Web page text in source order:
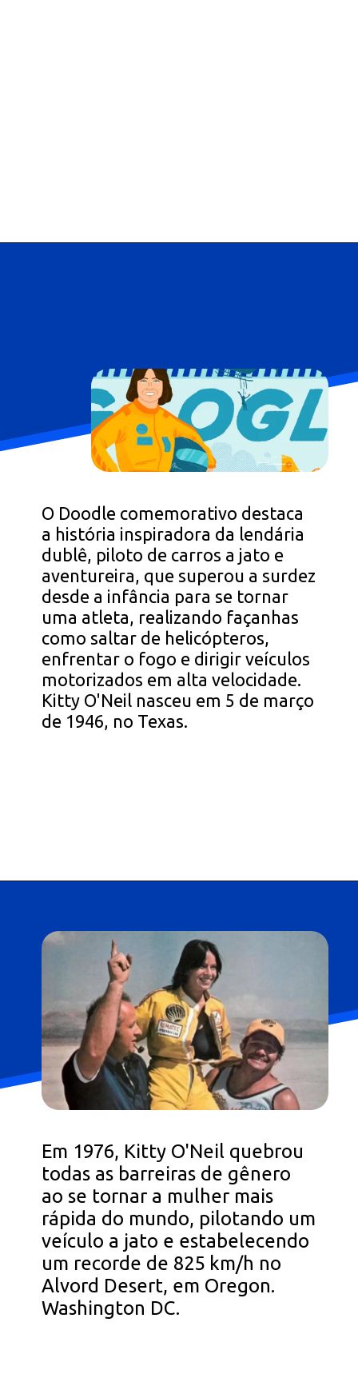
O Doodle comemorativo destaca
a história inspiradora da lendária
dublê, piloto de carros a jato e
aventureira, que superou a surdez
desde a infância para se tornar
uma atleta, realizando façanhas
como saltar de helicópteros,
enfrentar o fogo e dirigir veículos
motorizados em alta velocidade.
Kitty O'Neil nasceu em 5 de março
de 1946, no Texas.
Em 1976, Kitty O'Neil quebrou
todas as barreiras de gênero
ao se tornar a mulher mais
rápida do mundo, pilotando um
veículo a jato e estabelecendo
um recorde de 825 km/h no
Alvord Desert, em Oregon.
Washington DC.